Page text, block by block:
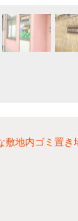
敷地内ゴミ置き